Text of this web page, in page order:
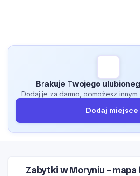
Brakuje Twojego
Dodaj je za darmo, pomożesz innym
Dodaj miejsce
Zabytki w Moryniu –